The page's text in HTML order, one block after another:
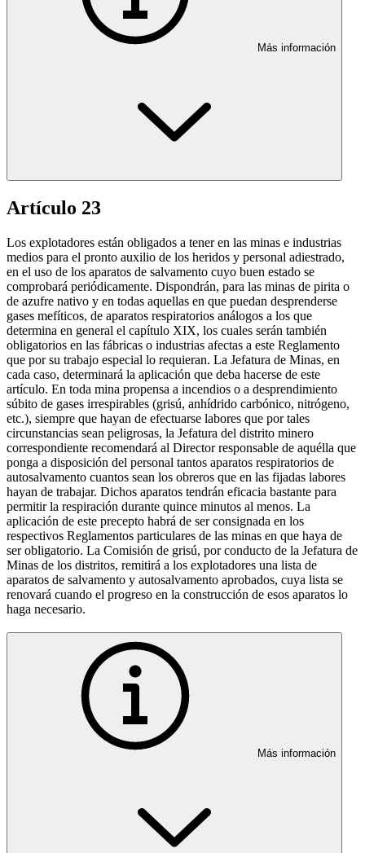
Más información
Artículo 23
Los explotadores están obligados a tener en las minas e industrias
medios para el pronto auxilio de los heridos y personal adiestrado,
en el uso de los aparatos de salvamento cuyo buen estado se
comprobará periódicamente. Dispondrán, para las minas de pirita o
de azufre nativo y en todas aquellas en que puedan desprenderse
gases mefíticos, de aparatos respiratorios análogos a los que
determina en general el capítulo XIX, los cuales serán también
obligatorios en las fábricas o industrias afectas a este Reglamento
que por su trabajo especial lo requieran. La Jefatura de Minas, en
cada caso, determinará la aplicación que deba hacerse de este
artículo. En toda mina propensa a incendios o a desprendimiento
súbito de gases irrespirables (grisú, anhídrido carbónico, nitrógeno,
etc.), siempre que hayan de efectuarse labores que por tales
circunstancias sean peligrosas, la Jefatura del distrito minero
correspondiente recomendará al Director responsable de aquélla que
ponga a disposición del personal tantos aparatos respiratorios de
autosalvamento cuantos sean los obreros que en las fijadas labores
hayan de trabajar. Dichos aparatos tendrán eficacia bastante para
permitir la respiración durante quince minutos al menos. La
aplicación de este precepto habrá de ser consignada en los
respectivos Reglamentos particulares de las minas en que haya de
ser obligatorio. La Comisión de grisú, por conducto de la Jefatura de
Minas de los distritos, remitirá a los explotadores una lista de
aparatos de salvamento y autosalvamento aprobados, cuya lista se
renovará cuando el progreso en la construcción de esos aparatos lo
haga necesario.
Más información